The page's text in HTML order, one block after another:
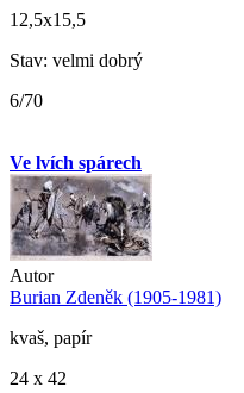
12,5x15,5
Stav: velmi dobrý
6/70
Ve lvích spárech
Autor
Burian Zdeněk (1905-1981)
kvaš, papír
24 x 42